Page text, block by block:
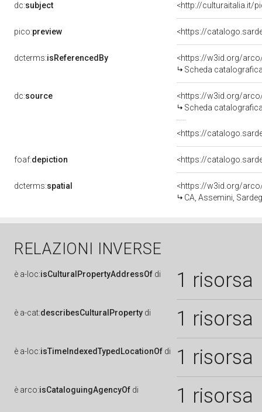
dc:subject <http://culturaitalia.it/
pico:preview
dcterms:isReferencedBy
Scheda
dc:source
Scheda
<https://
foaf:depiction
dcterms:spatial
<https://w3id.org/
CA, Assemini,
RELAZIONI INVERSE
è a-loc:isCulturalPropertyAddressOf di 1 risorsa
è a-cat:describesCulturalProperty di 1 risorsa
è a-loc:isTimeIndexedTypedLocationOf di 1 risorsa
è arco:isCataloguingAgencyOf di 1 risorsa